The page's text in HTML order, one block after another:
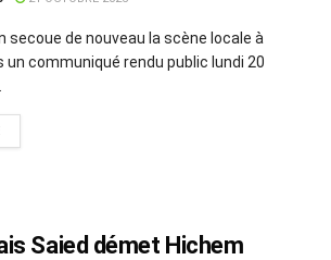
secoue de nouveau la scène locale à
un communiqué rendu public lundi 20
Saied démet Hichem